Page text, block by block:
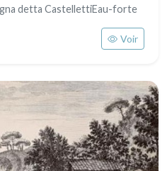
detta CastellettiEau-forte
Voir